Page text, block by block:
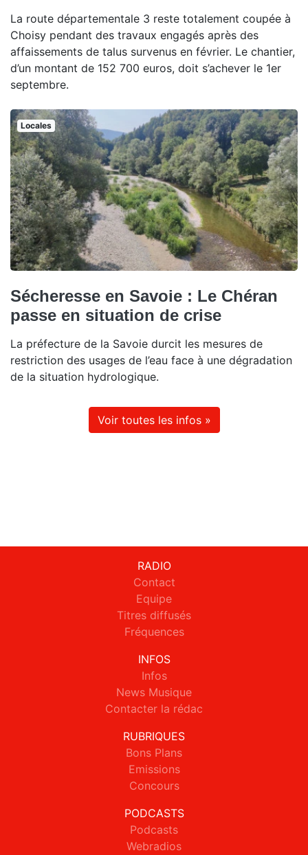
La route départementale 3 reste totalement coupée à
Choisy pendant des travaux engagés après des
affaissements de talus survenus en février. Le chantier,
d’un montant de 152 700 euros, doit s’achever le 1er
septembre.
Locales
Sécheresse en Savoie : Le Chéran
passe en situation de crise
La préfecture de la Savoie durcit les mesures de
restriction des usages de l’eau face à une dégradation
de la situation hydrologique.
Voir toutes les infos »
RADIO
Contact
Equipe
Titres diffusés
Fréquences
INFOS
Infos
News Musique
Contacter la rédac
RUBRIQUES
Bons Plans
Emissions
Concours
PODCASTS
Podcasts
Webradios